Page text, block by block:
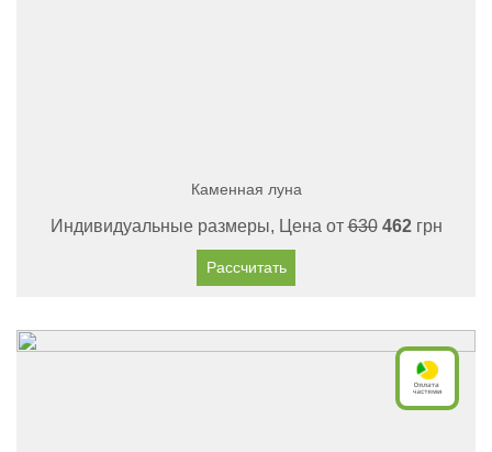
Каменная луна
Индивидуальные размеры, Цена от630 462грн
Рассчитать